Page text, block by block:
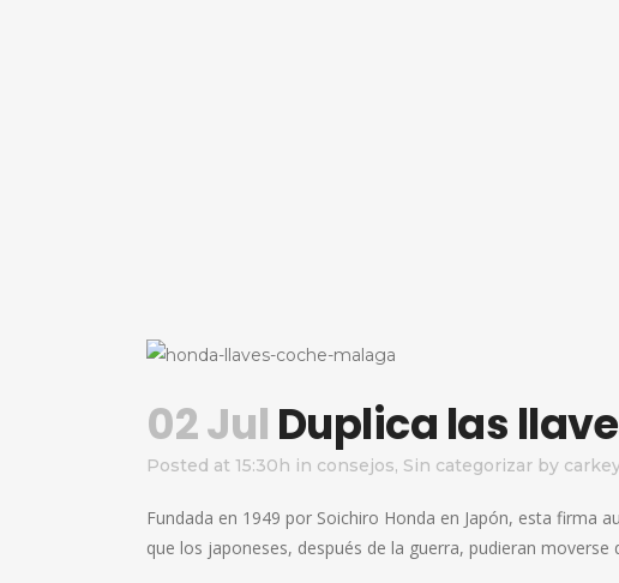
02 Jul Duplica las
Posted at 15:30h in consejos, Sin categorizar by
Fundada en 1949 por Soichiro Honda en Japón, esta firma
que los japoneses, después de la guerra, pudieran